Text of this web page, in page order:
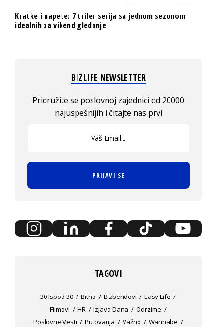
Kratke i napete: 7 triler serija sa jednom sezonom
idealnih za vikend gledanje
BIZLIFE NEWSLETTER
Pridružite se poslovnoj zajednici od 20000
najuspešnijih i čitajte nas prvi
PRIJAVI SE
TAGOVI
30 Ispod 30 Bitno Bizbendovi
Easy Life
Filmovi
HR Izjava Dana
Odrzime
Poslovne Vesti
Putovanja Važno
Wannabe